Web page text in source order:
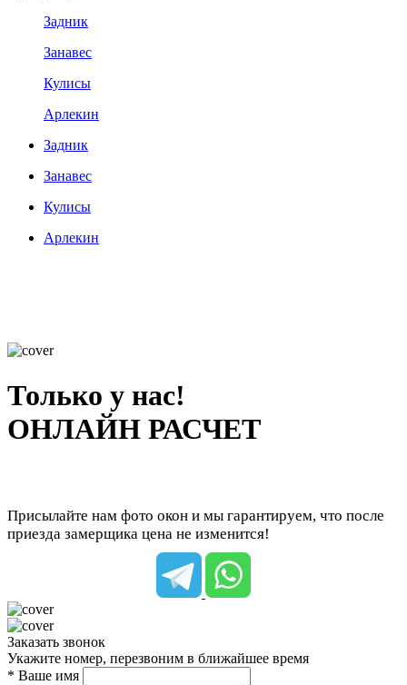
Задник
Занавес
Кулисы
Арлекин
Задник
Занавес
Кулисы
Арлекин
Только у нас!
ОНЛАЙН РАСЧЕТ
Присылайте нам фото окон и мы гарантируем, что после
приезда замерщика цена не изменится!
Заказать звонок
Укажите номер, перезвоним в ближайшее время
* Ваше имя